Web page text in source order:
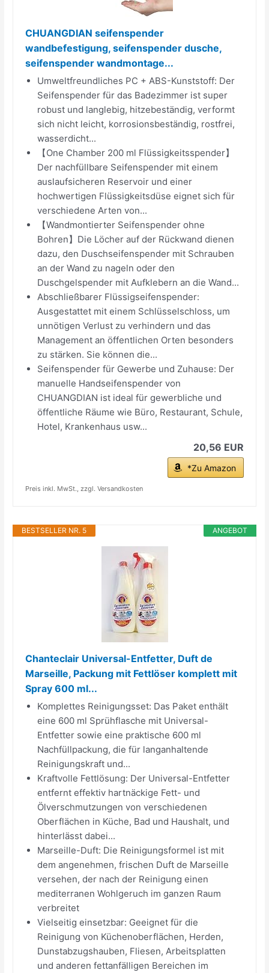
CHUANGDIAN seifenspender
wandbefestigung, seifenspender dusche,
seifenspender wandmontage...
Umweltfreundliches PC + ABS-Kunststoff: Der
Seifenspender für das Badezimmer ist super
robust und langlebig, hitzebeständig, verformt
sich nicht leicht, korrosionsbeständig, rostfrei,
wasserdicht...
【One Chamber 200 ml Flüssigkeitsspender】
Der nachfüllbare Seifenspender mit einem
auslaufsicheren Reservoir und einer
hochwertigen Flüssigkeitsdüse eignet sich für
verschiedene Arten von...
【Wandmontierter Seifenspender ohne
Bohren】Die Löcher auf der Rückwand dienen
dazu, den Duschseifenspender mit Schrauben
an der Wand zu nageln oder den
Duschgelspender mit Aufklebern an die Wand...
Abschließbarer Flüssigseifenspender:
Ausgestattet mit einem Schlüsselschloss, um
unnötigen Verlust zu verhindern und das
Management an öffentlichen Orten besonders
zu stärken. Sie können die...
Seifenspender für Gewerbe und Zuhause: Der
manuelle Handseifenspender von
CHUANGDIAN ist ideal für gewerbliche und
öffentliche Räume wie Büro, Restaurant, Schule,
Hotel, Krankenhaus usw...
20,56 EUR
*Zu Amazon
Preis inkl. MwSt., zzgl. Versandkosten
ANGEBOT
BESTSELLER NR. 5
Chanteclair Universal-Entfetter, Duft de
Marseille, Packung mit Fettlöser komplett mit
Spray 600 ml...
Komplettes Reinigungsset: Das Paket enthält
eine 600 ml Sprühflasche mit Universal-
Entfetter sowie eine praktische 600 ml
Nachfüllpackung, die für langanhaltende
Reinigungskraft und...
Kraftvolle Fettlösung: Der Universal-Entfetter
entfernt effektiv hartnäckige Fett- und
Ölverschmutzungen von verschiedenen
Oberflächen in Küche, Bad und Haushalt, und
hinterlässt dabei...
Marseille-Duft: Die Reinigungsformel ist mit
dem angenehmen, frischen Duft de Marseille
versehen, der nach der Reinigung einen
mediterranen Wohlgeruch im ganzen Raum
verbreitet
Vielseitig einsetzbar: Geeignet für die
Reinigung von Küchenoberflächen, Herden,
Dunstabzugshauben, Fliesen, Arbeitsplatten
und anderen fettanfälligen Bereichen im